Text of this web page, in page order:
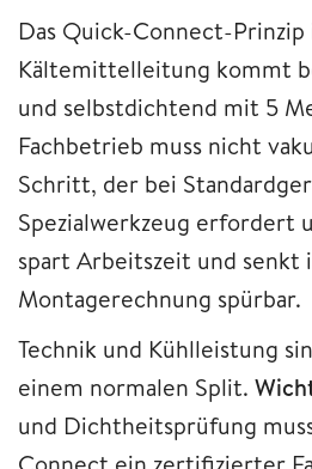
Das Quick-Connect-
Kältemittelleitung kommt
und selbstdichtend mit 5
Fachbetrieb muss nicht
Schritt, der bei
Spezialwerkzeug erfordert
spart Arbeitszeit und senkt
Montagerechnung spürbar.
Technik und Kühlleistung
einem normalen Split.
und Dichtheitsprüfung